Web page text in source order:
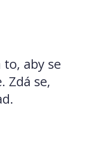
aby se
Zdá se,